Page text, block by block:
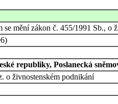
se mění zákon č. 455/1991 Sb., o
republiky, Poslanecká
o živnostenském podnikání